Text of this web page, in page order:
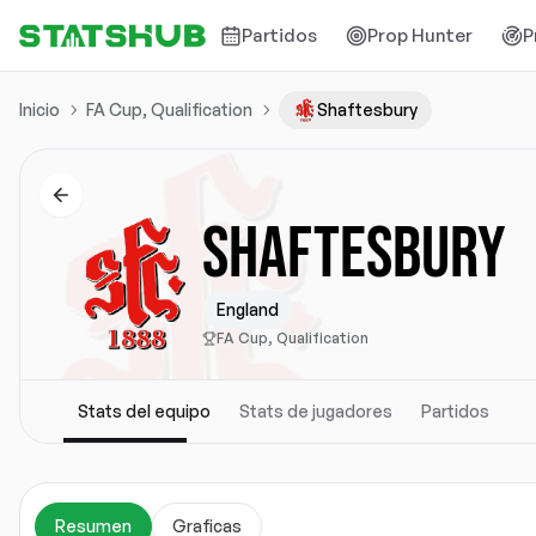
Partidos Prop Hunter
Inicio FA Cup, Qualification Shaftesbury
SHAFTESBURY
England
FA Cup, Qualification
Stats del equipo Stats de jugadores Partidos
Resumen Graficas